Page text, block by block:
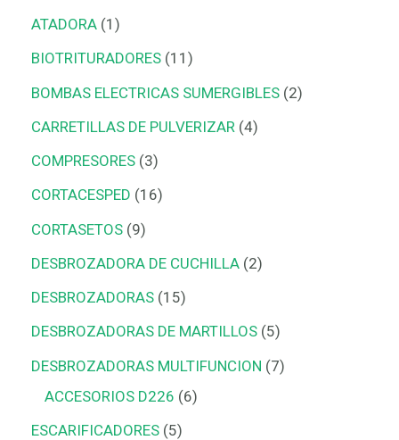
ATADORA 1
BIOTRITURADORES 11
BOMBAS ELECTRICAS SUMERGIBLES 2
CARRETILLAS DE PULVERIZAR 4
COMPRESORES 3
CORTACESPED 16
CORTASETOS 9
DESBROZADORA DE CUCHILLA 2
DESBROZADORAS 15
DESBROZADORAS DE MARTILLOS 5
DESBROZADORAS MULTIFUNCION 7
ACCESORIOS D226 6
ESCARIFICADORES 5